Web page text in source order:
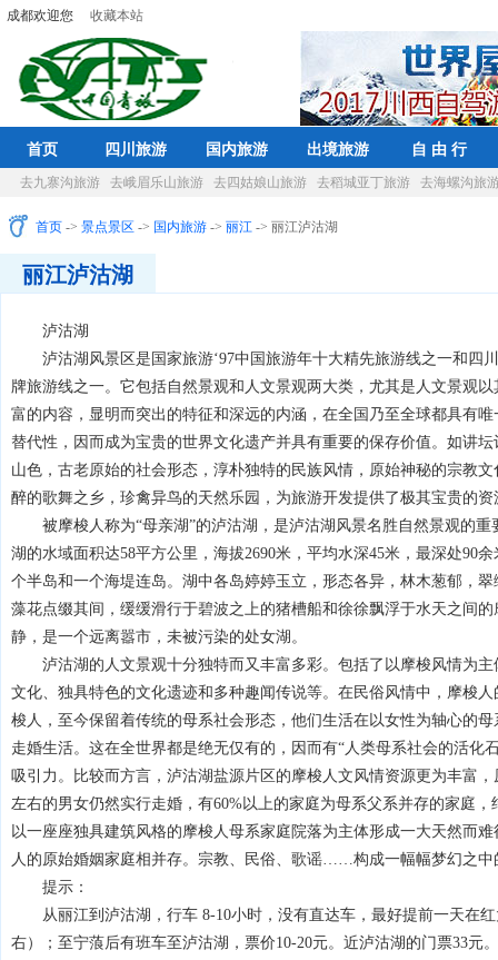
成都欢迎您 收藏本站
首页 四川旅游 国内旅游 出境旅游 自 由 行
去九寨沟旅游 去峨眉乐山旅游 去四姑娘山旅游 去稻城亚丁旅游 去海螺沟旅
首页 -> 景点景区 -> 国内旅游 -> 丽江 -> 丽江泸沽湖
丽江泸沽湖
泸沽湖
泸沽湖风景区是国家旅游‘97中国旅游年十大精先旅游线之一和四
牌旅游线之一。它包括自然景观和人文景观两大类，尤其是人文景观以
富的内容，显明而突出的特征和深远的内涵，在全国乃至全球都具有唯
替代性，因而成为宝贵的世界文化遗产并具有重要的保存价值。如讲坛
山色，古老原始的社会形态，淳朴独特的民族风情，原始神秘的宗教文
醉的歌舞之乡，珍禽异鸟的天然乐园，为旅游开发提供了极其宝贵的资
被摩梭人称为“母亲湖”的泸沽湖，是泸沽湖风景名胜自然景观的重
湖的水域面积达58平方公里，海拔2690米，平均水深45米，最深处90
个半岛和一个海堤连岛。湖中各岛婷婷玉立，形态各异，林木葱郁，
藻花点缀其间，缓缓滑行于碧波之上的猪槽船和徐徐飘浮于水天之间
静，是一个远离嚣市，未被污染的处女湖。
泸沽湖的人文景观十分独特而又丰富多彩。包括了以摩梭风情为主
文化、独具特色的文化遗迹和多种趣闻传说等。在民俗风情中，摩梭
梭人，至今保留着传统的母系社会形态，他们生活在以女性为轴心的
走婚生活。这在全世界都是绝无仅有的，因而有“人类母系社会的活化
吸引力。比较而方言，泸沽湖盐源片区的摩梭人文风情资源更为丰富
左右的男女仍然实行走婚，有60%以上的家庭为母系父系并存的家庭
以一座座独具建筑风格的摩梭人母系家庭院落为主体形成一大天然而
人的原始婚姻家庭相并存。宗教、民俗、歌谣……构成一幅幅梦幻之中
提示：
从丽江到泸沽湖，行车 8-10小时，没有直达车，最好提前一天在红
右）；至宁蒗后有班车至泸沽湖，票价10-20元。近泸沽湖的门票33元。